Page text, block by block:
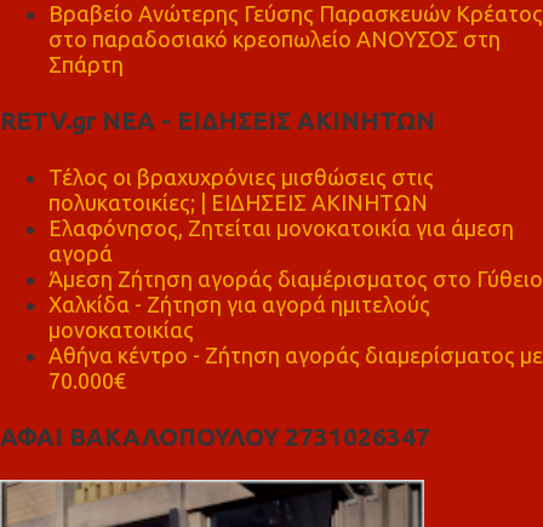
Βραβείο Ανώτερης Γεύσης Παρασκευών Κρέατος
στο παραδοσιακό κρεοπωλείο ΑΝΟΥΣΟΣ στη
Σπάρτη
RETV.gr ΝΕΑ - ΕΙΔΗΣΕΙΣ ΑΚΙΝΗΤΩΝ
Τέλος οι βραχυχρόνιες μισθώσεις στις
πολυκατοικίες; | ΕΙΔΗΣΕΙΣ ΑΚΙΝΗΤΩΝ
Ελαφόνησος, Ζητείται μονοκατοικία για άμεση
αγορά
Άμεση Ζήτηση αγοράς διαμέρισματος στο Γύθειο
Χαλκίδα - Ζήτηση για αγορά ημιτελούς
μονοκατοικίας
Αθήνα κέντρο - Ζήτηση αγοράς διαμερίσματος με
70.000€
ΑΦΑΙ ΒΑΚΑΛΟΠΟΥΛΟΥ 2731026347